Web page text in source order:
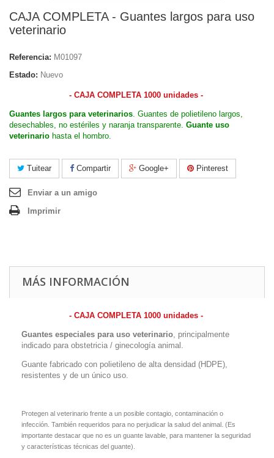
CAJA COMPLETA - Guantes largos para uso
veterinario
Referencia: M01097
Estado: Nuevo
- CAJA COMPLETA 1000 unidades -
Guantes largos para veterinarios. Guantes de polietileno largos,
desechables, no estériles y naranja transparente. Guante uso
veterinario hasta el hombro.
Tuitear Compartir Google+ Pinterest
Enviar a un amigo
Imprimir
MÁS INFORMACIÓN
- CAJA COMPLETA 1000 unidades -
Guantes especiales para uso veterinario, principalmente
indicado para obstetricia / ginecología animal.
Guante fabricado con polietileno de alta densidad (HDPE),
resistentes y de un único uso.
Protegen al veterinario frente a un posible contagio, contaminación o
infección. También requeridos para no perjudicar la salud del animal. (Es
importante destacar que no es un guante lavable, para mantener la seguridad
y características técnicas del guante).